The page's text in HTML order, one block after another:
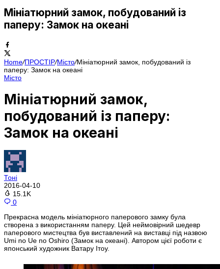
Мініатюрний замок, побудований із
паперу: Замок на океані
Home/ПРОСТІР/Місто/Мініатюрний замок, побудований із
паперу: Замок на океані
Місто
Мініатюрний замок,
побудований із паперу:
Замок на океані
Тоні
2016-04-10
15.1K
0
Прекрасна модель мініатюрного паперового замку була
створена з використанням паперу. Цей неймовірний шедевр
паперового мистецтва був виставлений на виставці під назвою
Umi no Ue no Oshiro (Замок на океані). Автором цієї роботи є
японський художник Ватару Ітоу.